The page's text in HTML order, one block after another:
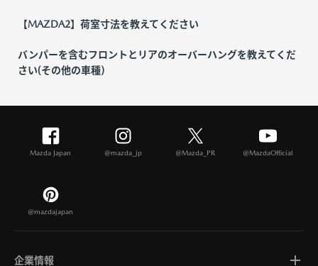
【MAZDA2】荷室寸法を教えてください
バンパーを含むフロントとリアのオーバーハングを教えてくだ
さい(その他の車種)
Mazda Japan @mazda_jp @Mazda_PR @MazdaOfficial
@mazdajapan
企業情報